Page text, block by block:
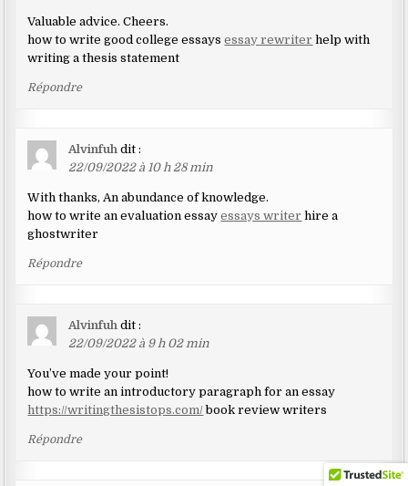
Valuable advice. Cheers.
how to write good college essaysessay rewriter help with
writing a thesis statement
Répondre
Alvinfuh dit :
22/09/2022 à 10 h 28 min
With thanks, An abundance of knowledge.
how to write an evaluation essayessays writer hire a
ghostwriter
Répondre
Alvinfuh dit :
22/09/2022 à 9 h 02 min
You’ve made your point!
how to write an introductory paragraph for an essay
https://writingthesistops.com/book review writers
Répondre